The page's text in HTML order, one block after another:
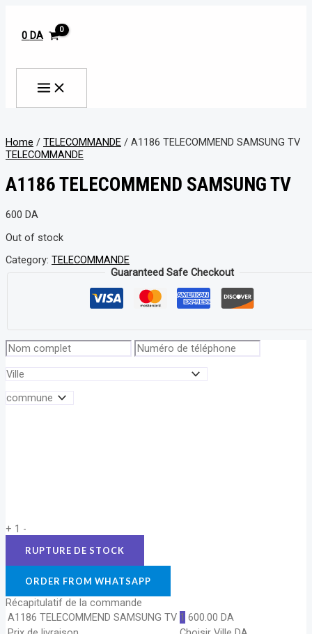
contenu
0 DA
Home / TELECOMMANDE / A1186 TELECOMMEND SAMSUNG TV
TELECOMMANDE
A1186 TELECOMMEND SAMSUNG TV
600 DA
Out of stock
Category: TELECOMMANDE
Guaranteed Safe Checkout
+ 1 -
ORDER FROM WHATSAPP
Récapitulatif de la commande
A1186 TELECOMMEND SAMSUNG TV 1 600.00 DA